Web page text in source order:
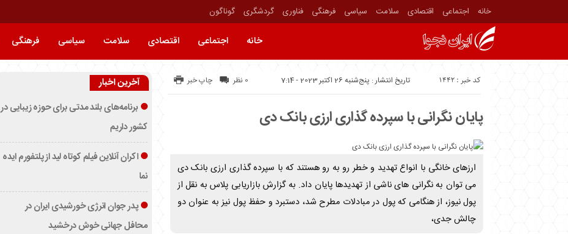
خانه اجتماعی اقتصادی سلامت سیاسی فرهنگی فناوری گردشگری گوناگون
خانه اجتماعی اقتصادی سلامت سیاسی فرهنگی
تاریخ انتشار : پنج‌شنبه 26 اکتبر 2023 - 7:14 کد خبر : 1442 چاپ خبر 0 نظر
پایان نگرانی با سپرده گذاری ارزی بانک دی
ارز‌های خانگی با انواع تهدید و خطر رو به رو هستند که با سپرده گذاری ارزی بانک دی
می توان به نگرانی های ناشی از تهدیدها پایان داد. به گزارش بازاریابی پلاس به نقل از
پول نیوز، از هنگامی که پول در مبادلات مطرح شد، دستبرد و حفظ پول نیز به عنوان دو
چالش جدی،
آخرین اخبار
برنامه‌های بلند مدتی برای حوزه زیبایی در
کشور داریم
اکران آنلاین فیلم کوتاه لید از پلتفورم ایده
نما
پدر جوان انرژی خورشیدی ایران در
محافل جهانی خوش درخشید